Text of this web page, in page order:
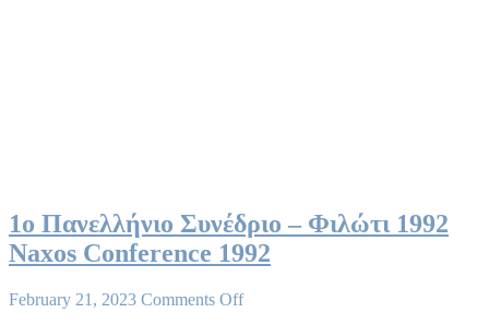
1ο Πανελλήνιο Συνέδριο – Φιλώτι 1992
Naxos Conference 1992
February 21, 2023 Comments Off